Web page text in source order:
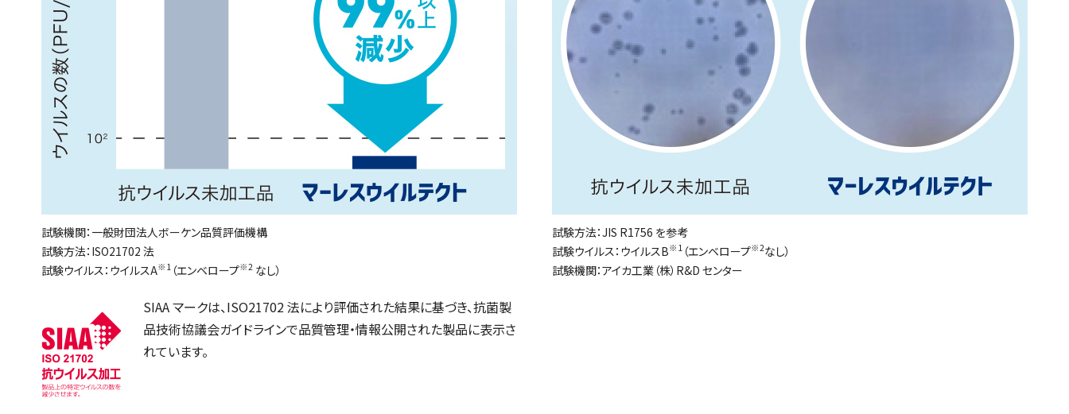
試験機関：一般財団法人ボーケン品質評価機構
試験方法：ISO21702 法
試験ウイルス：ウイルスA※1 （エンベロープ※2 なし）
SIAA マークは、ISO21702 法により評価された結果に基づき、抗菌製
品技術協議会ガイドラインで品質管理・情報公開された製品に表示さ
れています。
試験方法：JIS R1756 を参考
試験ウイルス：ウイルスB※1 （エンベロープ※2なし）
試験機関：アイカ工業（株）R&D センター